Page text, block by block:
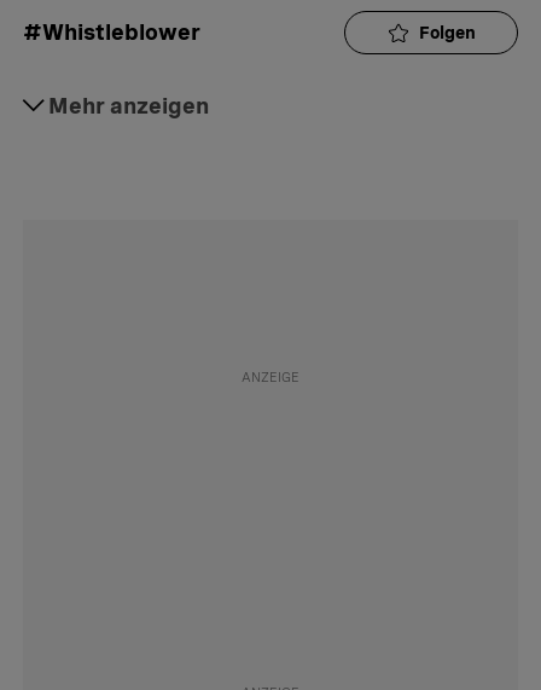
#Whistleblower Folgen
Mehr anzeigen
#Justiz